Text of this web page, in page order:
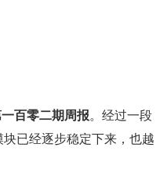
百零二期周报。经过一段
已经逐步稳定下来，也越